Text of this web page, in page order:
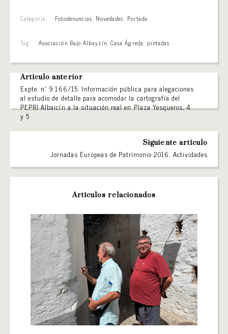
Categoría: Fotodenuncias, Novedades, Portada
Tag: Asociación Bajo Albayzín,Casa Ágreda, pintadas
Artículo anterior
Expte. nº 9.166/15. Información pública para alegaciones
al estudio de detalle para acomodar la cartografía del
PEPRI Albaicín a la situación real en Plaza Yesqueros, 4
y 5
Siguiente artículo
Jornadas Europeas de Patrimonio 2016. Actividades
Artículos relacionados